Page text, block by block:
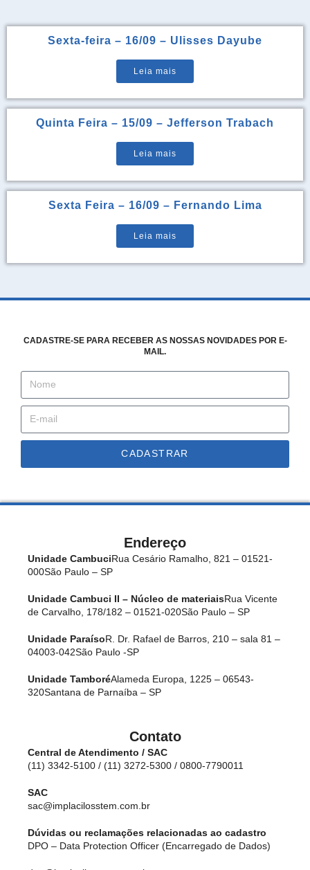
Sexta-feira – 16/09 – Ulisses Dayube
Leia mais
Quinta Feira – 15/09 – Jefferson Trabach
Leia mais
Sexta Feira – 16/09 – Fernando Lima
Leia mais
CADASTRE-SE PARA RECEBER AS NOSSAS NOVIDADES POR E-
MAIL.
CADASTRAR
Endereço
Unidade CambuciRua Cesário Ramalho, 821 – 01521-
000São Paulo – SP
Unidade Cambuci II – Núcleo de materiaisRua Vicente
de Carvalho, 178/182 – 01521-020São Paulo – SP
Unidade ParaísoR. Dr. Rafael de Barros, 210 – sala 81 –
04003-042São Paulo -SP
Unidade TamboréAlameda Europa, 1225 – 06543-
320Santana de Parnaíba – SP
Contato
Central de Atendimento / SAC
(11) 3342-5100 / (11) 3272-5300 / 0800-7790011
SAC
sac@implacilosstem.com.br
Dúvidas ou reclamações relacionadas ao cadastro
DPO – Data Protection Officer (Encarregado de Dados)